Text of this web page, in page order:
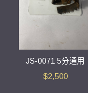
JS-0071 5分通用
$2,500